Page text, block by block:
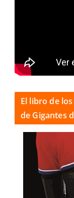
El libro de
de Gigantes